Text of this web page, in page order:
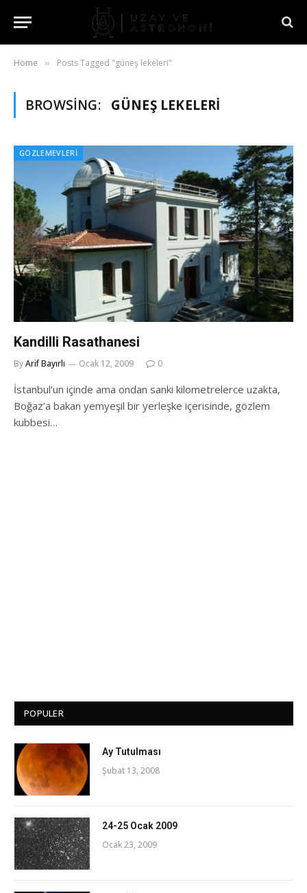
Home » Posts Tagged "güneş lekeleri"
BROWSING: GÜNEŞ LEKELERI
GÖZLEMEVLERI
Kandilli Rasathanesi
ByArif Bayırlı Ocak 12, 2009 0
İstanbul’un içinde ama ondan sanki kilometrelerce uzakta,
Boğaz’a bakan yemyeşil bir yerleşke içerisinde, gözlem
kubbesi…
POPULER
Ay Tutulması
Şubat 13, 2008
24-25 Ocak 2009
Ocak 23, 2009